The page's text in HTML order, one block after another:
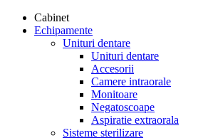
Cabinet
Echipamente
Unituri dentare
Unituri dentare
Accesorii
Camere intraorale
Monitoare
Negatoscoape
Aspiratie extraorala
Sisteme sterilizare